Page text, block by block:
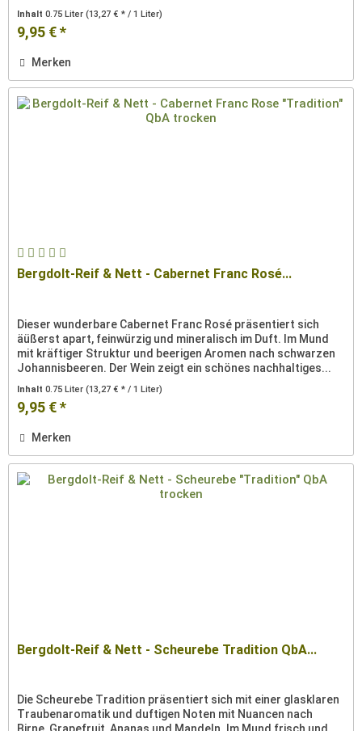
Inhalt0.75 Liter(13,27 € * / 1 Liter)
9,95 € *
Merken
Bergdolt-Reif & Nett - Cabernet Franc Rosé...
Dieser wunderbare Cabernet Franc Rosé präsentiert sich
äüßerst apart, feinwürzig und mineralisch im Duft. Im Mund
mit kräftiger Struktur und beerigen Aromen nach schwarzen
Johannisbeeren. Der Wein zeigt ein schönes nachhaltiges...
Inhalt0.75 Liter(13,27 € * / 1 Liter)
9,95 € *
Merken
Bergdolt-Reif & Nett - Scheurebe Tradition QbA...
Die Scheurebe Tradition präsentiert sich mit einer glasklaren
Traubenaromatik und duftigen Noten mit Nuancen nach